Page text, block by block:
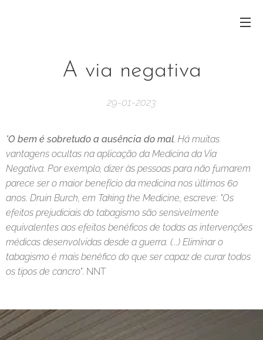
A via negativa
29-01-2023
"O bem é sobretudo a ausência do mal. Há muitas
vantagens ocultas na aplicação da Medicina da Via
Negativa. Por exemplo, dizer às pessoas para não fumarem
parece ser o maior benefício da medicina nos últimos 60
anos. Druin Burch, em Taking the Medicine, escreve: "Os
efeitos prejudiciais do tabagismo são sensivelmente
equivalentes aos efeitos benéficos de todas as intervenções
médicas desenvolvidas desde a guerra. (...) Eliminar o
tabagismo é mais benéfico do que ser capaz de curar todos
os tipos de cancro". NNT